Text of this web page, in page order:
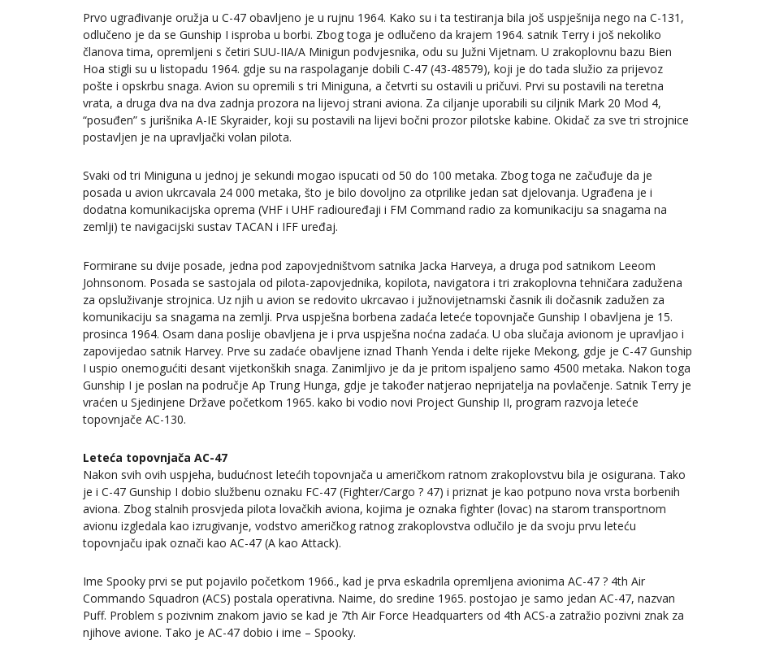
Prvo ugrađivanje oružja u C-47 obavljeno je u rujnu 1964. Kako su i ta testiranja bila još uspješnija nego na C-131,
odlučeno je da se Gunship I isproba u borbi. Zbog toga je odlučeno da krajem 1964. satnik Terry i još nekoliko
članova tima, opremljeni s četiri SUU-IIA/A Minigun podvjesnika, odu su Južni Vijetnam. U zrakoplovnu bazu Bien
Hoa stigli su u listopadu 1964. gdje su na raspolaganje dobili C-47 (43-48579), koji je do tada služio za prijevoz
pošte i opskrbu snaga. Avion su opremili s tri Miniguna, a četvrti su ostavili u pričuvi. Prvi su postavili na teretna
vrata, a druga dva na dva zadnja prozora na lijevoj strani aviona. Za ciljanje uporabili su ciljnik Mark 20 Mod 4,
“posuđen” s jurišnika A-IE Skyraider, koji su postavili na lijevi bočni prozor pilotske kabine. Okidač za sve tri strojnice
postavljen je na upravljački volan pilota.
Svaki od tri Miniguna u jednoj je sekundi mogao ispucati od 50 do 100 metaka. Zbog toga ne začuđuje da je
posada u avion ukrcavala 24 000 metaka, što je bilo dovoljno za otprilike jedan sat djelovanja. Ugrađena je i
dodatna komunikacijska oprema (VHF i UHF radiouređaji i FM Command radio za komunikaciju sa snagama na
zemlji) te navigacijski sustav TACAN i IFF uređaj.
Formirane su dvije posade, jedna pod zapovjedništvom satnika Jacka Harveya, a druga pod satnikom Leeom
Johnsonom. Posada se sastojala od pilota-zapovjednika, kopilota, navigatora i tri zrakoplovna tehničara zadužena
za opsluživanje strojnica. Uz njih u avion se redovito ukrcavao i južnovijetnamski časnik ili dočasnik zadužen za
komunikaciju sa snagama na zemlji. Prva uspješna borbena zadaća leteće topovnjače Gunship I obavljena je 15.
prosinca 1964. Osam dana poslije obavljena je i prva uspješna noćna zadaća. U oba slučaja avionom je upravljao i
zapovijedao satnik Harvey. Prve su zadaće obavljene iznad Thanh Yenda i delte rijeke Mekong, gdje je C-47 Gunship
I uspio onemogućiti desant vijetkonških snaga. Zanimljivo je da je pritom ispaljeno samo 4500 metaka. Nakon toga
Gunship I je poslan na područje Ap Trung Hunga, gdje je također natjerao neprijatelja na povlačenje. Satnik Terry je
vraćen u Sjedinjene Države početkom 1965. kako bi vodio novi Project Gunship II, program razvoja leteće
topovnjače AC-130.
Leteća topovnjača AC-47
Nakon svih ovih uspjeha, budućnost letećih topovnjača u američkom ratnom zrakoplovstvu bila je osigurana. Tako
je i C-47 Gunship I dobio službenu oznaku FC-47 (Fighter/Cargo ? 47) i priznat je kao potpuno nova vrsta borbenih
aviona. Zbog stalnih prosvjeda pilota lovačkih aviona, kojima je oznaka fighter (lovac) na starom transportnom
avionu izgledala kao izrugivanje, vodstvo američkog ratnog zrakoplovstva odlučilo je da svoju prvu leteću
topovnjaču ipak označi kao AC-47 (A kao Attack).
Ime Spooky prvi se put pojavilo početkom 1966., kad je prva eskadrila opremljena avionima AC-47 ? 4th Air
Commando Squadron (ACS) postala operativna. Naime, do sredine 1965. postojao je samo jedan AC-47, nazvan
Puff. Problem s pozivnim znakom javio se kad je 7th Air Force Headquarters od 4th ACS-a zatražio pozivni znak za
njihove avione. Tako je AC-47 dobio i ime – Spooky.